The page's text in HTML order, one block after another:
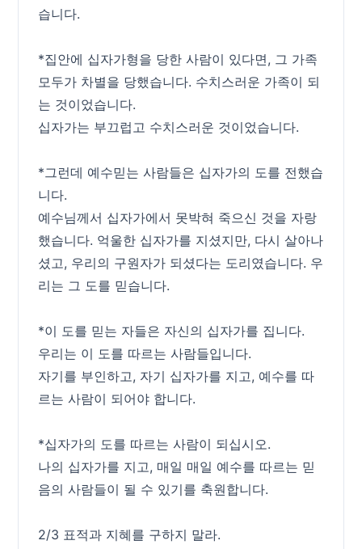
습니다.
*집안에 십자가형을 당한 사람이 있다면, 그 가족
모두가 차별을 당했습니다. 수치스러운 가족이 되
는 것이었습니다.
십자가는 부끄럽고 수치스러운 것이었습니다.
*그런데 예수믿는 사람들은 십자가의 도를 전했습
니다.
예수님께서 십자가에서 못박혀 죽으신 것을 자랑
했습니다. 억울한 십자가를 지셨지만, 다시 살아나
셨고, 우리의 구원자가 되셨다는 도리였습니다. 우
리는 그 도를 믿습니다.
*이 도를 믿는 자들은 자신의 십자가를 집니다.
우리는 이 도를 따르는 사람들입니다.
자기를 부인하고, 자기 십자가를 지고, 예수를 따
르는 사람이 되어야 합니다.
*십자가의 도를 따르는 사람이 되십시오.
나의 십자가를 지고, 매일 매일 예수를 따르는 믿
음의 사람들이 될 수 있기를 축원합니다.
2/3 표적과 지혜를 구하지 말라.